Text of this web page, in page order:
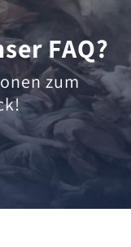
FAQ?
zum